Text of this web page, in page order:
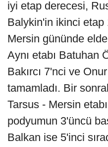
iyi etap derecesi,
Balykin'in ikinci
Mersin gününde
Aynı etabı Batuhan
Bakırcı 7'nci ve
tamamladı. Bir
Tarsus - Mersin
podyumun 3'üncü
Balkan ise 5'inci